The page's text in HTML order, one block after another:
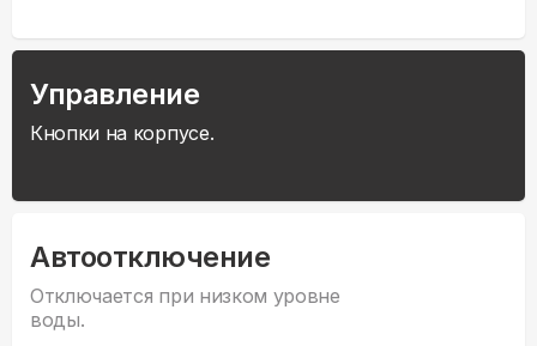
Управление
Кнопки на корпусе.
Автоотключение
Отключается при низком уровне
воды.